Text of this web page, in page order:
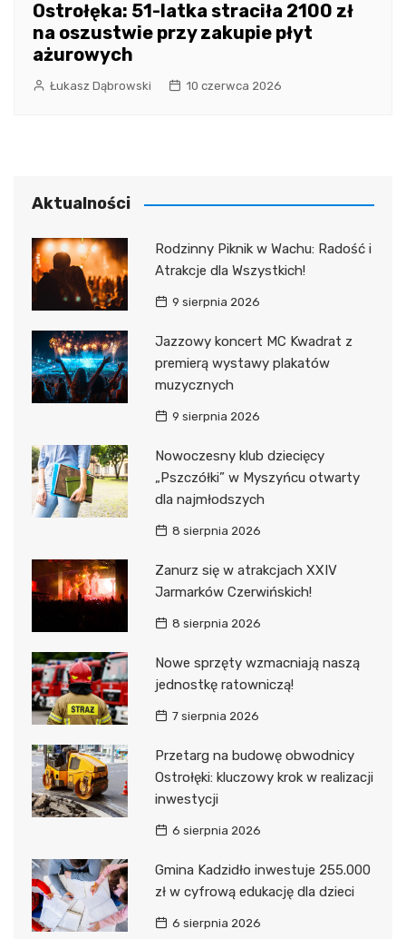
Ostrołęka: 51-latka straciła 2100 zł
na oszustwie przy zakupie płyt
ażurowych
Łukasz Dąbrowski 10 czerwca 2026
Aktualności
Rodzinny Piknik w Wachu: Radość i
Atrakcje dla Wszystkich!
9 sierpnia 2026
Jazzowy koncert MC Kwadrat z
premierą wystawy plakatów
muzycznych
9 sierpnia 2026
Nowoczesny klub dziecięcy
„Pszczółki” w Myszyńcu otwarty
dla najmłodszych
8 sierpnia 2026
Zanurz się w atrakcjach XXIV
Jarmarków Czerwińskich!
8 sierpnia 2026
Nowe sprzęty wzmacniają naszą
jednostkę ratowniczą!
7 sierpnia 2026
Przetarg na budowę obwodnicy
Ostrołęki: kluczowy krok w realizacji
inwestycji
6 sierpnia 2026
Gmina Kadzidło inwestuje 255.000
zł w cyfrową edukację dla dzieci
6 sierpnia 2026